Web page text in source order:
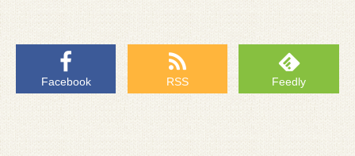
Facebook RSS Feedly